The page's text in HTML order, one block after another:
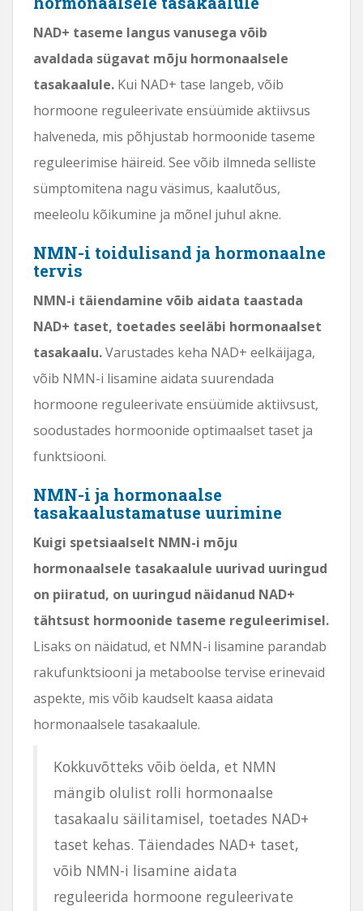
NAD+ taseme langus vanusega võib
avaldada sügavat mõju hormonaalsele
tasakaalule. Kui NAD+ tase langeb, võib
hormoone reguleerivate ensüümide aktiivsus
halveneda, mis põhjustab hormoonide taseme
reguleerimise häireid. See võib ilmneda selliste
sümptomitena nagu väsimus, kaalutõus,
meeleolu kõikumine ja mõnel juhul akne.
NMN-i toidulisand ja hormonaalne
tervis
NMN-i täiendamine võib aidata taastada
NAD+ taset, toetades seeläbi hormonaalset
tasakaalu.Varustades keha NAD+ eelkäijaga,
võib NMN-i lisamine aidata suurendada
hormoone reguleerivate ensüümide aktiivsust,
soodustades hormoonide optimaalset taset ja
funktsiooni.
NMN-i ja hormonaalse
tasakaalustamatuse uurimine
Kuigi spetsiaalselt NMN-i mõju
hormonaalsele tasakaalule uurivad uuringud
on piiratud, on uuringud näidanud NAD+
tähtsust hormoonide taseme reguleerimisel.
Lisaks on näidatud, et NMN-i lisamine parandab
rakufunktsiooni ja metaboolse tervise erinevaid
aspekte, mis võib kaudselt kaasa aidata
hormonaalsele tasakaalule.
Kokkuvõtteks võib öelda, et NMN
mängib olulist rolli hormonaalse
tasakaalu säilitamisel, toetades NAD+
taset kehas. Täiendades NAD+ taset,
võib NMN-i lisamine aidata
reguleerida hormoone reguleerivate